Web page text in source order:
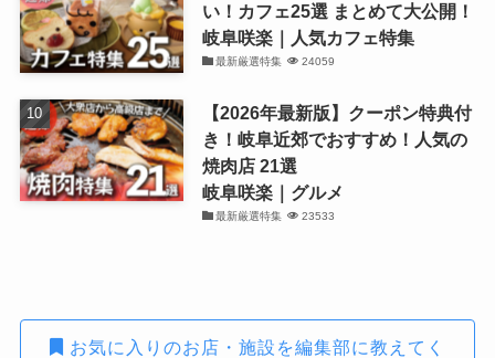
い！カフェ25選 まとめて大公開！
岐阜咲楽｜人気カフェ特集
最新厳選特集 24059
【2026年最新版】クーポン特典付
き！岐阜近郊でおすすめ！人気の
焼肉店 21選
岐阜咲楽｜グルメ
最新厳選特集 23533
お気に入りのお店・施設を編集部に教えてく